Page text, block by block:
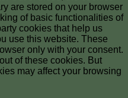
are stored on your browser
of basic functionalities of
cookies that help us
use this website. These
only with your consent.
of these cookies. But
may affect your browsing